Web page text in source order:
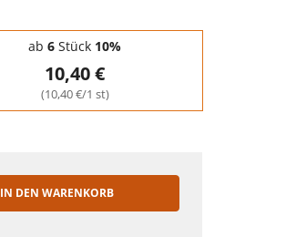
ab 6 Stück 10%
10,40 €
(10,40 €/1 st)
IN DEN WARENKORB